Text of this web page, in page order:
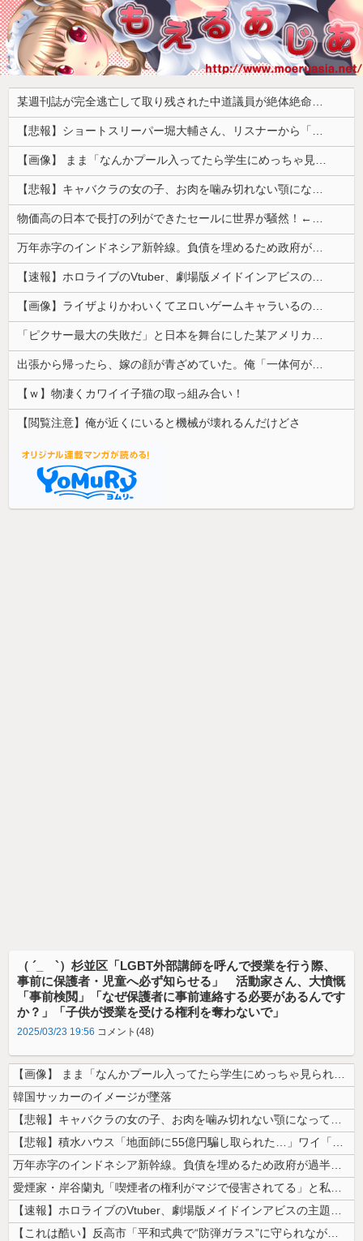
某週刊誌が完全逃亡して取り残された中道議員が絶体絶命の窮地、「今度は宏池会に矛先を向けたか……」と節操の無さに呆れる人が続出
【悲報】ショートスリーパー堀大輔さん、リスナーから「寝たほうがいい！」と言われてガチギレし炎上 → 高須幹也医師の医学的アドバイスに激昂 ｗｗｗｗｗｗｗｗｗ
【画像】 まま「なんかプール入ってたら学生にめっちゃ見られたw」
【悲報】キャバクラの女の子、お肉を噛み切れない顎になってしまう・・・
物価高の日本で長打の列ができたセールに世界が騒然！←「我が国でもやってくれ！」（海外の反応）
万年赤字のインドネシア新幹線。負債を埋めるため政府が過半数の株式を引き受ける
【速報】ホロライブのVtuber、劇場版メイドインアビスの主題歌決定wwwwwwwwww
【画像】ライザよりかわいくてヱロいゲームキャラいるの？ｗｗｗｗｗ
「ピクサー最大の失敗だ」と日本を舞台にした某アメリカ産アニメが話題に、日本と韓国の両方に失礼すぎるわ……
出張から帰ったら、嫁の顔が青ざめていた。俺「一体何があったんだ？」嫁「…」→子供たちに話を聞くと…
【ｗ】物凄くカワイイ子猫の取っ組み合い！
【閲覧注意】俺が近くにいると機械が壊れるんだけどさ
（ ´_ゝ`）杉並区「LGBT外部講師を呼んで授業を行う際、
事前に保護者・児童へ必ず知らせる」 活動家さん、大憤慨
「事前検閲」「なぜ保護者に事前連絡する必要があるんです
か？」「子供が授業を受ける権利を奪わないで」
2025/03/23 19:56 コメント(48)
【画像】 まま「なんかプール入ってたら学生にめっちゃ見られたw」
韓国サッカーのイメージが墜落
【悲報】キャバクラの女の子、お肉を噛み切れない顎になってしまう・・・
【悲報】積水ハウス「地面師に55億円騙し取られた…」ワイ「会社終わった...
万年赤字のインドネシア新幹線。負債を埋めるため政府が過半数の株式を引き...
愛煙家・岸谷蘭丸「喫煙者の権利がマジで侵害されてる」と私見 「いくら税...
【速報】ホロライブのVtuber、劇場版メイドインアビスの主題歌決定w...
【これは酷い】反高市「平和式典で“防弾ガラス”に守られながらスピーチ。...